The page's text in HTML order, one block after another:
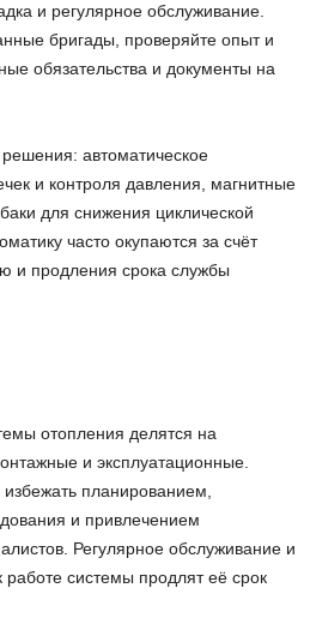
и регулярное обслуживание.
бригады, проверяйте опыт и
обязательства и документы на
автоматическое
и контроля давления, магнитные
для снижения циклической
часто окупаются за счёт
и продления срока службы
отопления делятся на
и эксплуатационные.
планированием,
и привлечением
Регулярное обслуживание и
системы продлят её срок